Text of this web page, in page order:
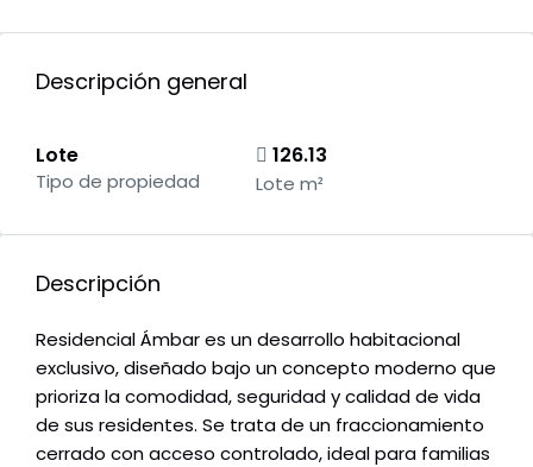
Descripción general
Lote
Tipo de propiedad
126.13
Lote m²
Descripción
Residencial Ámbar es un desarrollo habitacional
exclusivo, diseñado bajo un concepto moderno que
prioriza la comodidad, seguridad y calidad de vida
de sus residentes. Se trata de un fraccionamiento
cerrado con acceso controlado, ideal para familias